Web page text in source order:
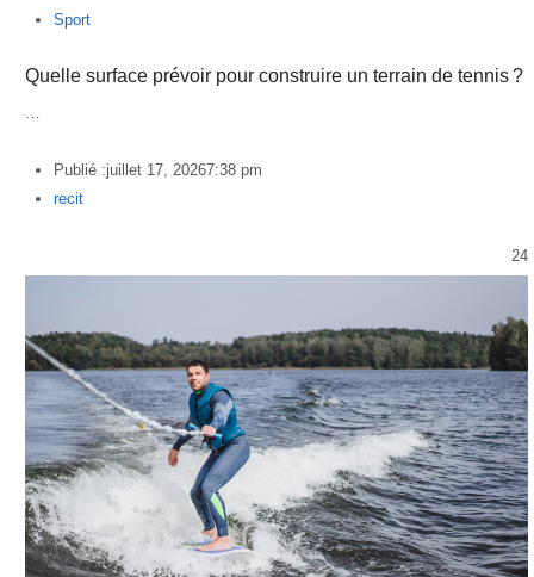
Sport
Quelle surface prévoir pour construire un terrain de tennis ?
Publié :juillet 17, 20267:38 pm
Author
recit
24